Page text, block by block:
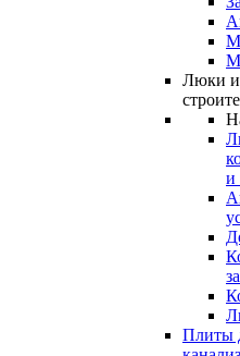
Люки и
и
Плиты